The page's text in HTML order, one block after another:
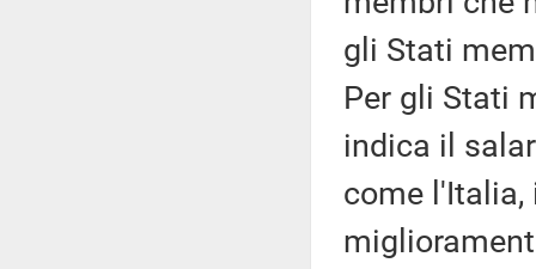
gli Stati
Per gli Stati
indica il
come l'Italia,